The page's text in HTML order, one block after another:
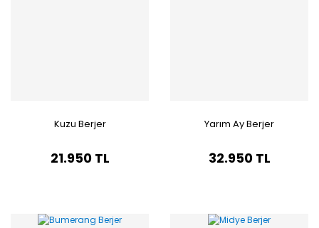
Kuzu Berjer
21.950 TL
Yarım Ay Berjer
32.950 TL